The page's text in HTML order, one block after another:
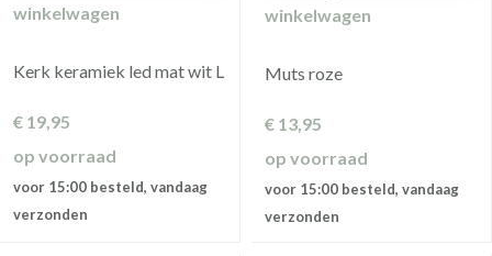
winkelwagen
Kerk keramiek led mat wit L
€ 19,95
op voorraad
voor 15:00 besteld, vandaag
verzonden
winkelwagen
Muts roze
€ 13,95
op voorraad
voor 15:00 besteld, vandaag
verzonden